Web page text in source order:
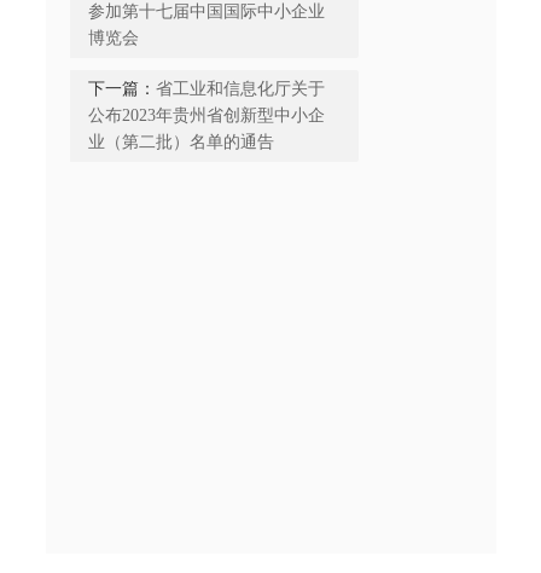
参加第十七届中国国际中小企业
博览会
下一篇： 省工业和信息化厅关于
公布2023年贵州省创新型中小企
业（第二批）名单的通告